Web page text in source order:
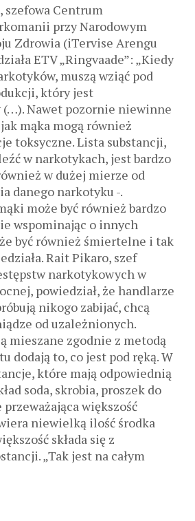
szefowa Centrum
przy Narodowym
Zdrowia (iTervise Arengu
ETV „Ringvaade”: „Kiedy
muszą wziąć pod
który jest
Nawet pozornie niewinne
mąka mogą również
toksyczne. Lista substancji,
w narkotykach, jest bardzo
w dużej mierze od
danego narkotyku -.
może być również bardzo
wspominając o innych
być również śmiertelne i tak
Rait Pikaro, szef
narkotykowych w
powiedział, że handlarze
nikogo zabijać, chcą
od uzależnionych.
mieszane zgodnie z metodą
dodają to, co jest pod ręką. W
które mają odpowiednią
soda, skrobia, proszek do
przeważająca większość
niewielką ilość środka
składa się z
„Tak jest na całym